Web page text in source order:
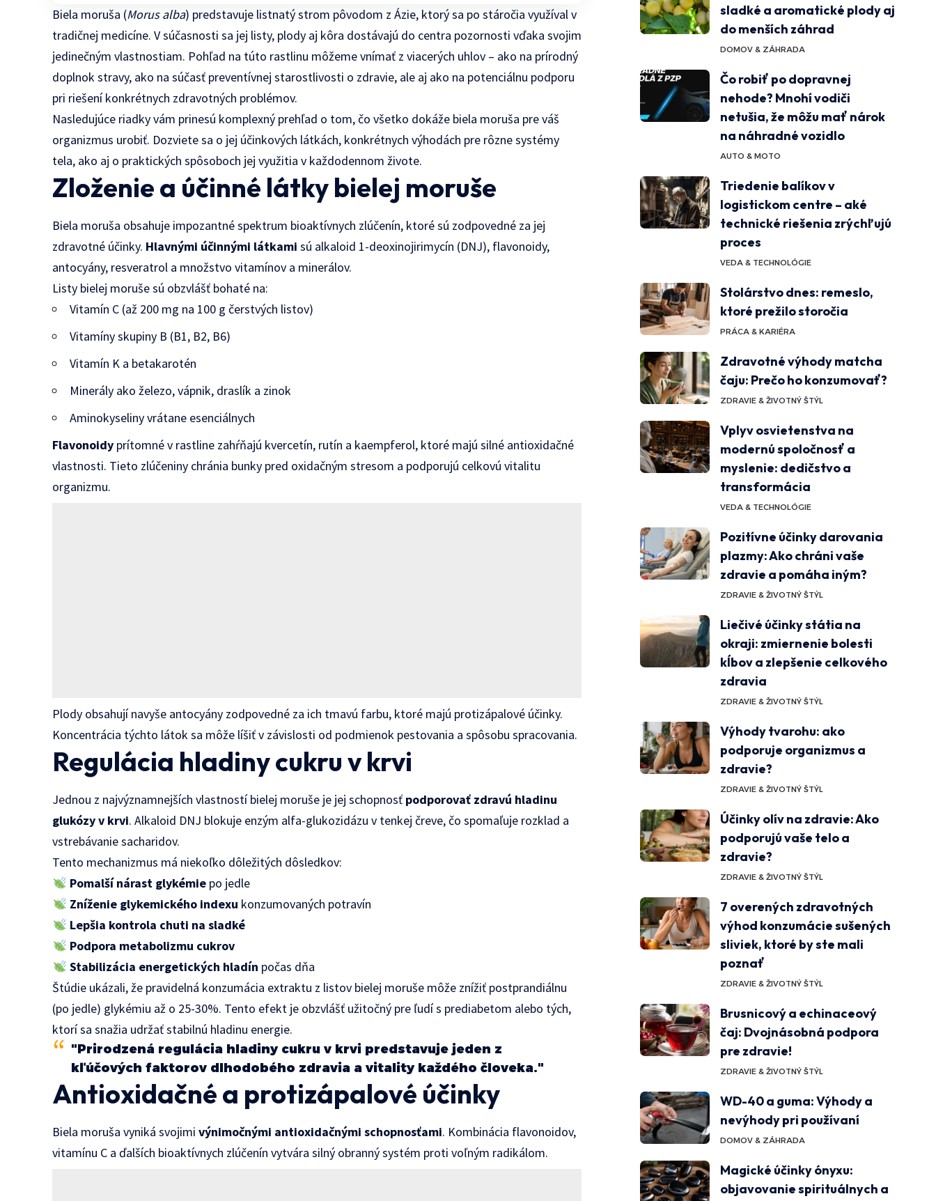
Biela moruša (Morus alba) predstavuje listnatý strom pôvodom z Ázie, ktorý sa po stáročia využíval v
tradičnej medicíne. V súčasnosti sa jej listy, plody aj kôra dostávajú do centra pozornosti vďaka svojim
jedinečným vlastnostiam. Pohľad na túto rastlinu môžeme vnímať z viacerých uhlov – ako na prírodný
doplnok stravy, ako na súčasť preventívnej starostlivosti o zdravie, ale aj ako na potenciálnu podporu
pri riešení konkrétnych zdravotných problémov.
Nasledujúce riadky vám prinesú komplexný prehľad o tom, čo všetko dokáže biela moruša pre váš
organizmus urobiť. Dozviete sa o jej účinkových látkách, konkrétnych výhodách pre rôzne systémy
tela, ako aj o praktických spôsoboch jej využitia v každodennom živote.
Zloženie a účinné látky bielej moruše
Biela moruša obsahuje impozantné spektrum bioaktívnych zlúčenín, ktoré sú zodpovedné za jej
zdravotné účinky. Hlavnými účinnými látkami sú alkaloid 1-deoxinojirimycín (DNJ), flavonoidy,
antocyány, resveratrol a množstvo vitamínov a minerálov.
Listy bielej moruše sú obzvlášť bohaté na:
Vitamín C (až 200 mg na 100 g čerstvých listov)
Vitamíny skupiny B (B1, B2, B6)
Vitamín K a betakarotén
Minerály ako železo, vápnik, draslík a zinok
Aminokyseliny vrátane esenciálnych
Flavonoidy prítomné v rastline zahŕňajú kvercetín, rutín a kaempferol, ktoré majú silné antioxidačné
vlastnosti. Tieto zlúčeniny chránia bunky pred oxidačným stresom a podporujú celkovú vitalitu
organizmu.
Plody obsahují navyše antocyány zodpovedné za ich tmavú farbu, ktoré majú protizápalové účinky.
Koncentrácia týchto látok sa môže líšiť v závislosti od podmienok pestovania a spôsobu spracovania.
Regulácia hladiny cukru v krvi
Jednou z najvýznamnejších vlastností bielej moruše je jej schopnosť podporovať zdravú hladinu
glukózy v krvi. Alkaloid DNJ blokuje enzým alfa-glukozidázu v tenkej čreve, čo spomaľuje rozklad a
vstrebávanie sacharidov.
Tento mechanizmus má niekoľko dôležitých dôsledkov:
Pomalší nárast glykémiepo jedle
Zníženie glykemického indexu konzumovaných potravín
Lepšia kontrola chuti na sladké
Podpora metabolizmu cukrov
Stabilizácia energetických hladín počas dňa
Štúdie ukázali, že pravidelná konzumácia extraktu z listov bielej moruše môže znížiť postprandiálnu
(po jedle) glykémiu až o 25-30%. Tento efekt je obzvlášť užitočný pre ľudí s prediabetom alebo tých,
ktorí sa snažia udržať stabilnú hladinu energie.
"Prirodzená regulácia hladiny cukru v krvi predstavuje jeden z
kľúčových faktorov dlhodobého zdravia a vitality každého človeka."
Antioxidačné a protizápalové účinky
Biela moruša vyniká svojimivýnimočnými antioxidačnými schopnosťami. Kombinácia flavonoidov,
vitamínu C a ďalších bioaktívnych zlúčenín vytvára silný obranný systém proti voľným radikálom.
sladké a aromatické plody aj
do menších záhrad
DOMOV & ZÁHRADA
Čo robiť po dopravnej
nehode? Mnohí vodiči
netušia, že môžu mať nárok
na náhradné vozidlo
AUTO & MOTO
Triedenie balíkov v
logistickom centre – aké
technické riešenia zrýchľujú
proces
VEDA & TECHNOLÓGIE
Stolárstvo dnes: remeslo,
ktoré prežilo storočia
PRÁCA & KARIÉRA
Zdravotné výhody matcha
čaju: Prečo ho konzumovať?
ZDRAVIE & ŽIVOTNÝ ŠTÝL
Vplyv osvietenstva na
modernú spoločnosť a
myslenie: dedičstvo a
transformácia
VEDA & TECHNOLÓGIE
Pozitívne účinky darovania
plazmy: Ako chráni vaše
zdravie a pomáha iným?
ZDRAVIE & ŽIVOTNÝ ŠTÝL
Liečivé účinky státia na
okraji: zmiernenie bolesti
kĺbov a zlepšenie celkového
zdravia
ZDRAVIE & ŽIVOTNÝ ŠTÝL
Výhody tvarohu: ako
podporuje organizmus a
zdravie?
ZDRAVIE & ŽIVOTNÝ ŠTÝL
Účinky olív na zdravie: Ako
podporujú vaše telo a
zdravie?
ZDRAVIE & ŽIVOTNÝ ŠTÝL
7 overených zdravotných
výhod konzumácie sušených
sliviek, ktoré by ste mali
poznať
ZDRAVIE & ŽIVOTNÝ ŠTÝL
Brusnicový a echinaceový
čaj: Dvojnásobná podpora
pre zdravie!
ZDRAVIE & ŽIVOTNÝ ŠTÝL
WD-40 a guma: Výhody a
nevýhody pri používaní
DOMOV & ZÁHRADA
Magické účinky ónyxu:
objavovanie spirituálnych a